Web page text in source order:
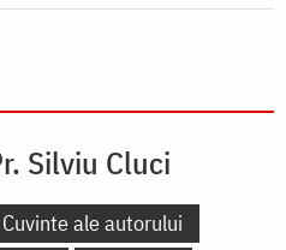
Silviu Cluci
Cuvinte ale autorului